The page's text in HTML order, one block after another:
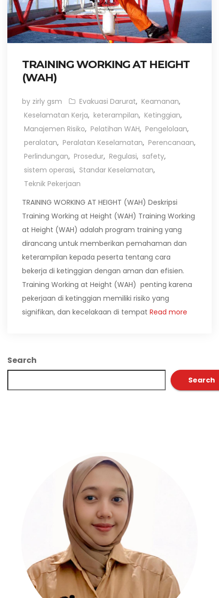
TRAINING WORKING AT HEIGHT
(WAH)
by zirly gsm Evakuasi Darurat, Keamanan,
Keselamatan Kerja, keterampilan, Ketinggian,
Manajemen Risiko, Pelatihan WAH, Pengelolaan,
peralatan, Peralatan Keselamatan, Perencanaan,
Perlindungan, Prosedur, Regulasi, safety,
sistem operasi, Standar Keselamatan,
Teknik Pekerjaan
TRAINING WORKING AT HEIGHT (WAH) Deskripsi
Training Working at Height (WAH) Training Working
at Height (WAH) adalah program training yang
dirancang untuk memberikan pemahaman dan
keterampilan kepada peserta tentang cara
bekerja di ketinggian dengan aman dan efisien.
Training Working at Height (WAH) penting karena
pekerjaan di ketinggian memiliki risiko yang
signifikan, dan kecelakaan di tempat Read more
Search
Search